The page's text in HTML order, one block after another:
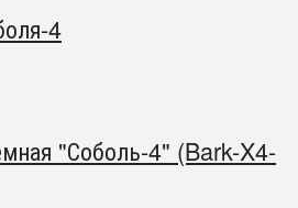
4
"Соболь-4" (Bark-X4-